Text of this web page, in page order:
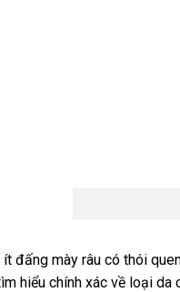
đấng mày râu có thói
hiểu chính xác về loại da